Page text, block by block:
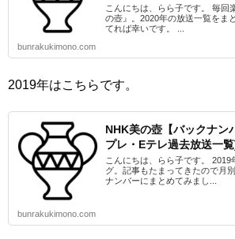
こんにちは、らら子です。 毎回
の壺』。2020年の放送一覧をま
てれば幸いです。 ...
bunrakukimono.com
2019年はこちらです。
NHK美の壺【バックナン
プレ・Eテレ過去放送一
こんにちは、らら子です。 2019
グ。記事もたまってきたので月
ナンバーにまとめてみまし...
bunrakukimono.com